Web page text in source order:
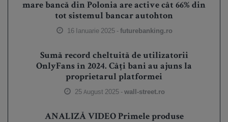
mare bancă din Polonia are active cât 66% din
tot sistemul bancar autohton
16 Ianuarie 2025 -futurebanking.ro
Sumă record cheltuită de utilizatorii
OnlyFans în 2024. Câți bani au ajuns la
proprietarul platformei
25 August 2025 -wall-street.ro
ANALIZĂ VIDEO Primele produse